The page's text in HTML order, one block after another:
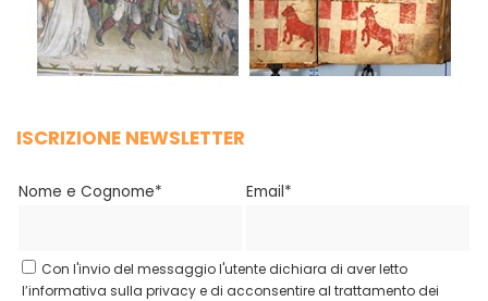
ISCRIZIONE NEWSLETTER
Nome e Cognome* Email*
Con l'invio del messaggio l'utente dichiara di aver letto
l’informativa sulla privacy e di acconsentire al trattamento dei